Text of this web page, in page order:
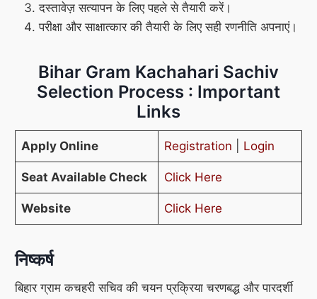
दस्तावेज़ सत्यापन के लिए पहले से तैयारी करें।
परीक्षा और साक्षात्कार की तैयारी के लिए सही रणनीति अपनाएं।
Bihar Gram Kachahari Sachiv
Selection Process : Important
Links
Apply Online Registration Login
Seat Available Check Click Here
Website Click Here
निष्कर्ष
बिहार ग्राम कचहरी सचिव की चयन प्रक्रिया चरणबद्ध और पारदर्शी